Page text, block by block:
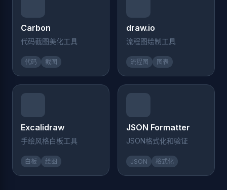
Carbon
代码截图美化工具
代码 截图
draw.io
流程图绘制工具
流程图 图表
Excalidraw
手绘风格白板工具
白板 绘图
JSON Formatter
JSON格式化和验证
JSON 格式化